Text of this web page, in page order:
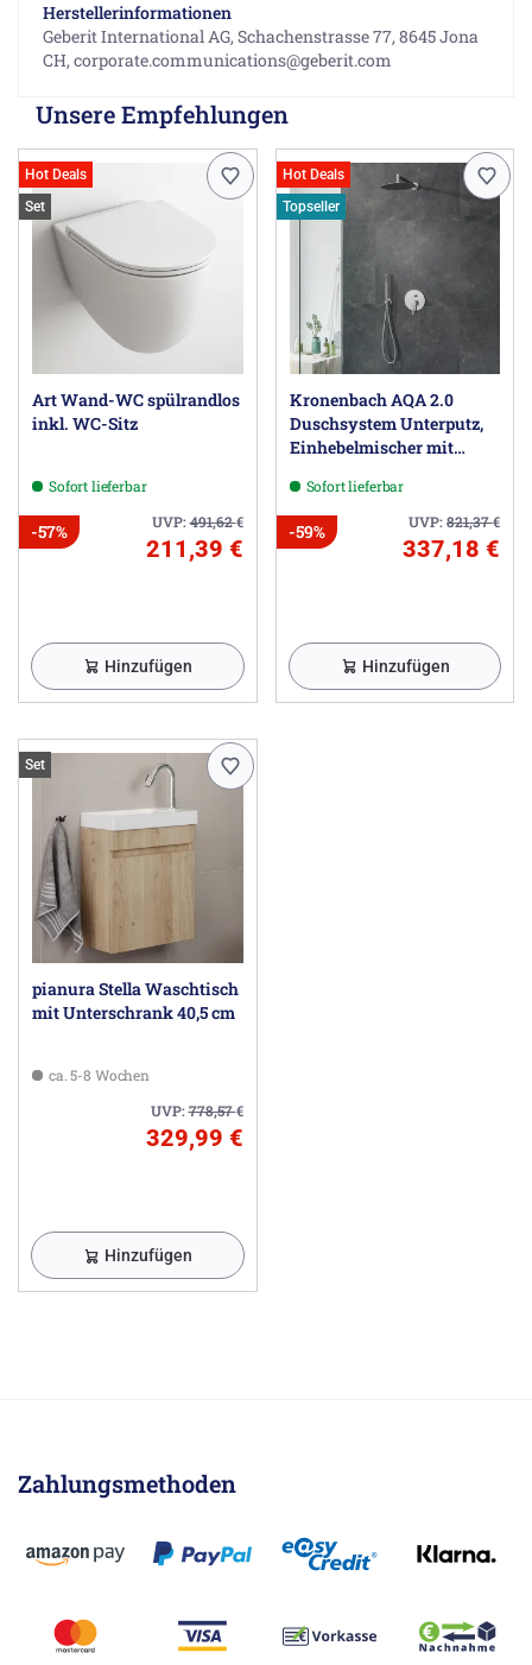
Herstellerinformationen
Geberit International AG, Schachenstrasse 77, 8645 Jona
CH, corporate.communications@geberit.com
Unsere Empfehlungen
Hot Deals
Set
Art Wand-WC spülrandlos
inkl. WC-Sitz
Sofort lieferbar
UVP:491,62€
-57%
211,39 €
Hinzufügen
Hot Deals
Topseller
Kronenbach AQA 2.0
Duschsystem Unterputz,
Einhebelmischer mit
Sofort lieferbar
UVP:821,37€
-59%
337,18 €
Hinzufügen
Set
pianura Stella Waschtisch
mit Unterschrank 40,5 cm
ca. 5-8 Wochen
UVP:778,57€
329,99 €
Hinzufügen
Zahlungsmethoden